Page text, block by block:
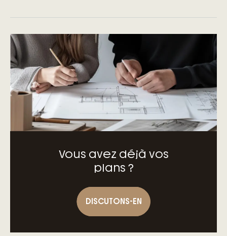
– D’engagements précis et clairs
– D’un accompagnement à toutes les
étapes de votre projet
– Des garanties exclusives du contrat de
construction de maison individuelle
Vous avez déjà vos
plans ?
DISCUTONS-EN